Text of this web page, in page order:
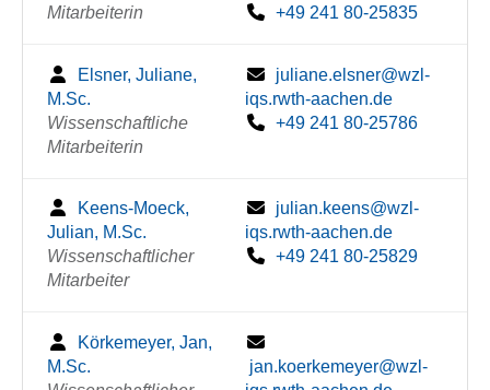
Mitarbeiterin
+49 241 80-25835
Elsner, Juliane,
M.Sc.
Wissenschaftliche
Mitarbeiterin
juliane.elsner@wzl-
iqs.rwth-aachen.de
+49 241 80-25786
Keens-Moeck,
Julian, M.Sc.
Wissenschaftlicher
Mitarbeiter
julian.keens@wzl-
iqs.rwth-aachen.de
+49 241 80-25829
Körkemeyer, Jan,
M.Sc.
jan.koerkemeyer@wzl-